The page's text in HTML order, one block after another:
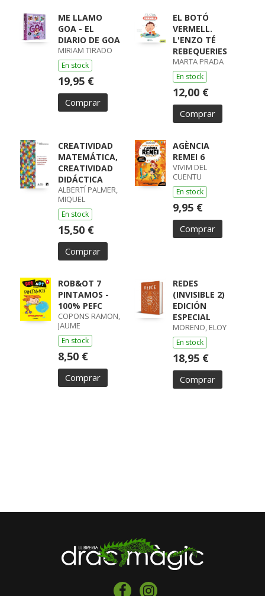
ME LLAMO
GOA - EL
DIARIO DE GOA
MIRIAM TIRADO
En stock
19,95 €
Comprar
EL BOTÓ
VERMELL.
L'ENZO TÉ
REBEQUERIES
MARTA PRADA
En stock
12,00 €
Comprar
CREATIVIDAD
MATEMÁTICA,
CREATIVIDAD
DIDÁCTICA
ALBERTÍ PALMER,
MIQUEL
En stock
15,50 €
Comprar
AGÈNCIA
REMEI 6
VIVIM DEL
CUENTU
En stock
9,95 €
Comprar
ROB&OT 7
PINTAMOS -
100% PEFC
COPONS RAMON,
JAUME
En stock
8,50 €
Comprar
REDES
(INVISIBLE 2)
EDICIÓN
ESPECIAL
MORENO, ELOY
En stock
18,95 €
Comprar